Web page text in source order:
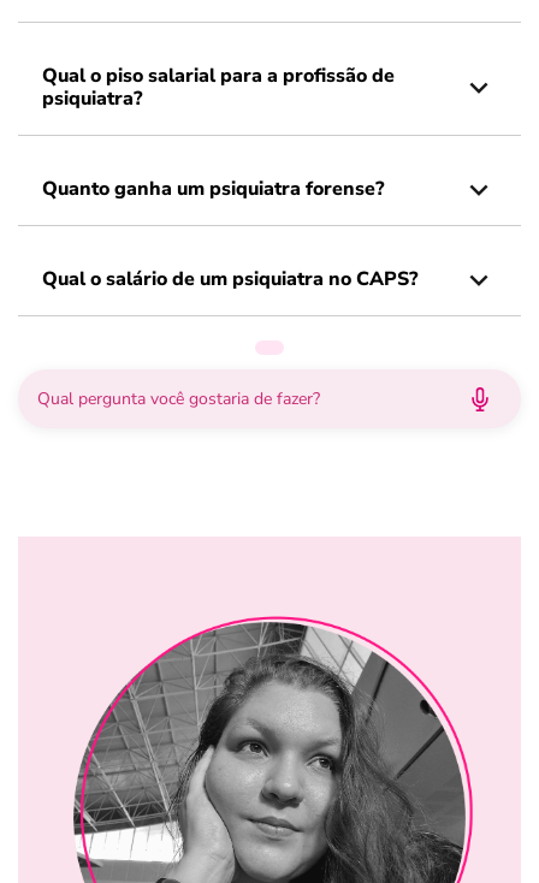
Qual o piso salarial para a profissão de
psiquiatra?
Quanto ganha um psiquiatra forense?
Qual o salário de um psiquiatra no CAPS?